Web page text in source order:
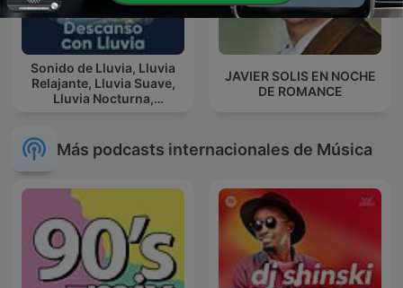
Sonido de Lluvia, Lluvia
Relajante, Lluvia Suave,
Lluvia Nocturna,
JAVIER SOLIS EN NOCHE
DE ROMANCE
Más podcasts internacionales de Música